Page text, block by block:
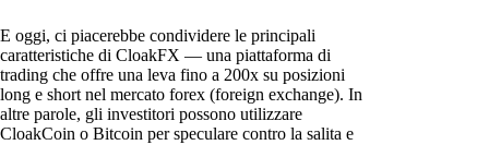
E oggi, ci piacerebbe condividere le principali
caratteristiche di CloakFX — una piattaforma di
trading che offre una leva fino a 200x su posizioni
long e short nel mercato forex (foreign exchange). In
altre parole, gli investitori possono utilizzare
CloakCoin o Bitcoin per speculare contro la salita e